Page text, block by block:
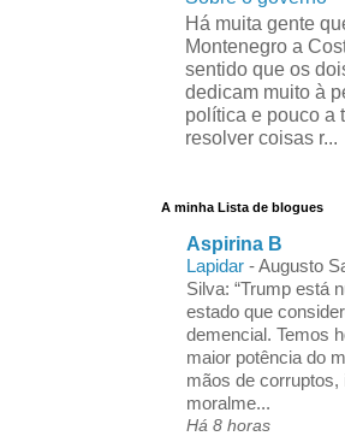
Há muita gente
Montenegro a
sentido que os
dedicam muito à
política e pouco a
resolver coisas r...
A minha Lista de blogues
Aspirina B
Lapidar -Augusto
Silva: “Trump está
estado que
demencial. Temos
maior potência do
mãos de corruptos,
moralme...
Há 8 horas